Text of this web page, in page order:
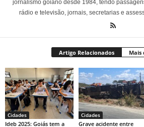
jornalismo goiano desde 1984, tendo
rádio e televisão, jornais, secretarias e
Artigo Relacionados Mais
Cidades
Ideb 2025: Goiás tem a
Cidades
Grave acidente entre